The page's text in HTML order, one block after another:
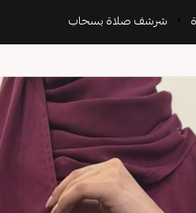
شرشف صلاة بسحاب